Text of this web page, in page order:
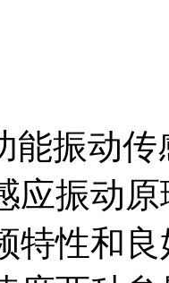
能振动
应振动
特性和